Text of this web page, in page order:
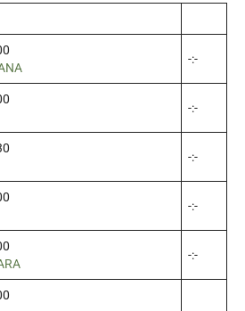
-:-
-:-
-:-
-:-
-:-